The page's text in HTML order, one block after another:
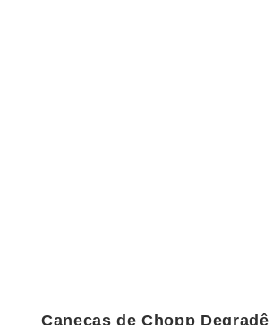
Canecas de Chopp Degradê